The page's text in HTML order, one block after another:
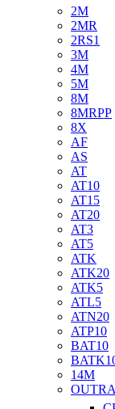
2M
2MR
2RS1
3M
4M
5M
8M
8MRPP
8X
AF
AS
AT
AT10
AT15
AT20
AT3
AT5
ATK
ATK20
ATK5
ATL5
ATN20
ATP10
BAT10
14M